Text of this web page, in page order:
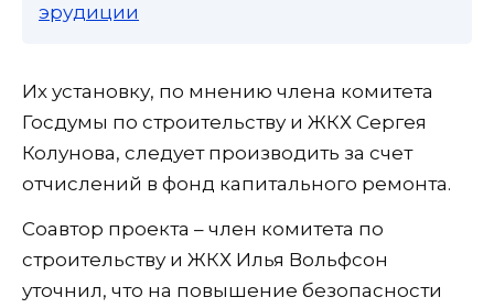
эрудиции
Их установку, по мнению члена комитета
Госдумы по строительству и ЖКХ Сергея
Колунова, следует производить за счет
отчислений в фонд капитального ремонта.
Соавтор проекта – член комитета по
строительству и ЖКХ Илья Вольфсон
уточнил, что на повышение безопасности